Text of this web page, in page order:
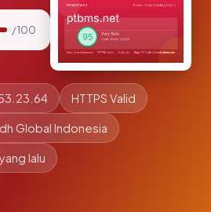
/ 100
HTTPS Valid
Global Indonesia
lalu